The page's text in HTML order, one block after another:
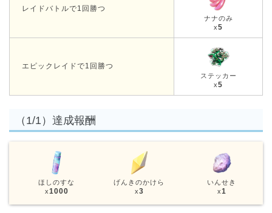
レイドバトルで1回勝つ
ナナのみ
x5
エピックレイドで1回勝つ
ステッカー
x5
（1/1）達成報酬
ほしのすな
x1000
げんきのかけら
x3
いんせき
x1